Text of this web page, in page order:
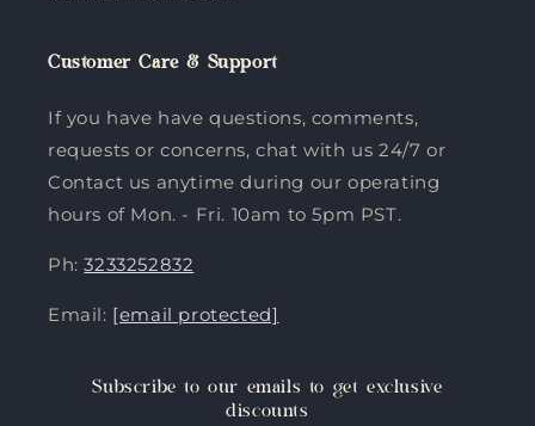
Customer Care & Support
If you have have questions, comments,
requests or concerns, chat with us 24/7 or
Contact us anytime during our operating
hours of Mon. - Fri. 10am to 5pm PST.
Ph:3233252832
Email: [email protected]
Subscribe to our emails to get exclusive
discounts